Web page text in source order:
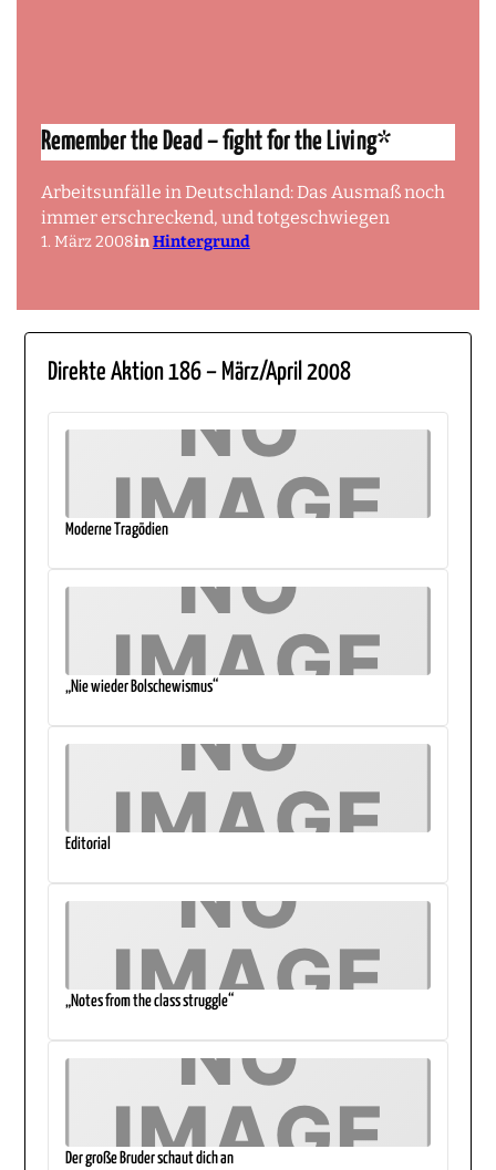
Remember the Dead – fight for the Living*
Arbeitsunfälle in Deutschland: Das Ausmaß noch
immer erschreckend, und totgeschwiegen
1. März 2008inHintergrund
Direkte Aktion 186 – März/April 2008
Moderne Tragödien
„Nie wieder Bolschewismus“
Editorial
„Notes from the class struggle“
Der große Bruder schaut dich an